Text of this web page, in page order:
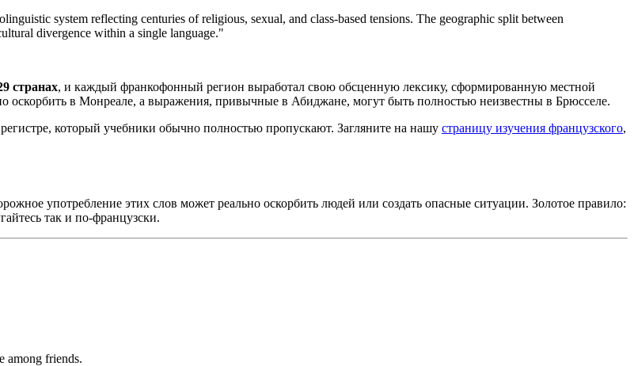
system reflecting centuries of religious, sexual, and class-based tensions. The geographic split between
divergence within a single language."
странах, и каждый франкофонный регион выработал свою обсценную лексику, сформированную местной
оскорбить в Монреале, а выражения, привычные в Абиджане, могут быть полностью неизвестны в Брюсселе.
который учебники обычно полностью пропускают. Загляните на нашу страницу изучения французского,
употребление этих слов может реально оскорбить людей или создать опасные ситуации. Золотое правило:
так и по-французски.
among friends.